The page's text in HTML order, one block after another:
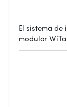
El sistema
modular